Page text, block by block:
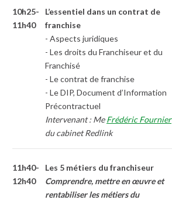
10h25-
11h40
L’essentiel dans un contrat de
franchise
- Aspects juridiques
- Les droits du Franchiseur et du
Franchisé
- Le contrat de franchise
- Le DIP, Document d’Information
Précontractuel
Intervenant : MeFrédéric Fournier
du cabinet Redlink
11h40-
12h40
Les 5 métiers du franchiseur
Comprendre, mettre en œuvre et
rentabiliser les métiers du